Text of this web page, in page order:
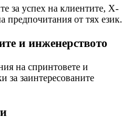
за успех на клиентите, X-
предпочитания от тях език.
и инженерството
на спринтовете и
за заинтересованите